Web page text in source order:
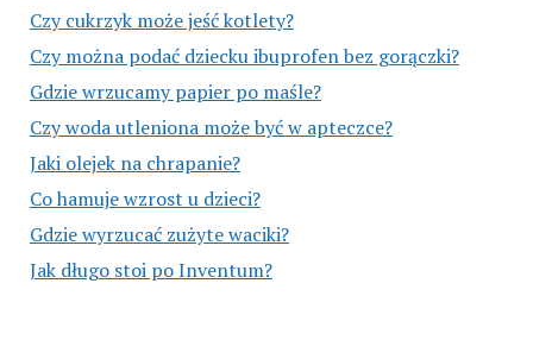
Czy cukrzyk może jeść kotlety?
Czy można podać dziecku ibuprofen bez gorączki?
Gdzie wrzucamy papier po maśle?
Czy woda utleniona może być w apteczce?
Jaki olejek na chrapanie?
Co hamuje wzrost u dzieci?
Gdzie wyrzucać zużyte waciki?
Jak długo stoi po Inventum?